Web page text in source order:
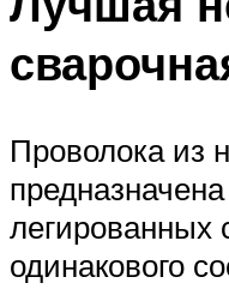
Проволока из
легированных
одинакового